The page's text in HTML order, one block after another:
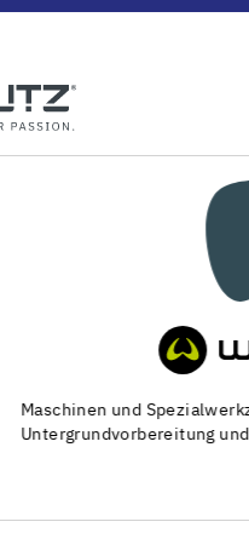
zur
von Bodenbelägen